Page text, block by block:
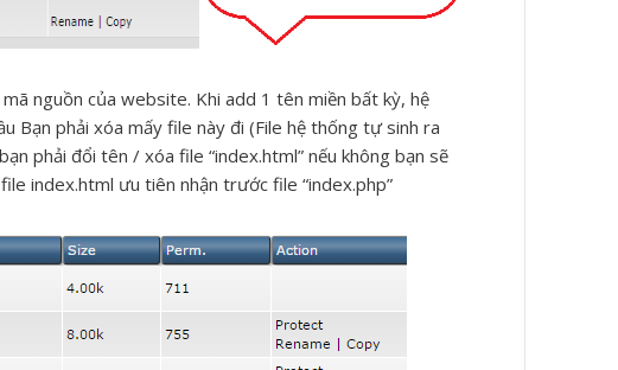
nguồn của website. Khi add 1 tên miền bất kỳ, hệ
Bạn phải xóa mấy file này đi (File hệ thống tự sinh ra
phải đổi tên / xóa file “index.html” nếu không bạn sẽ
index.html ưu tiên nhận trước file “index.php”